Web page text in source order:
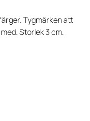
Tygmärken att
Storlek 3 cm.